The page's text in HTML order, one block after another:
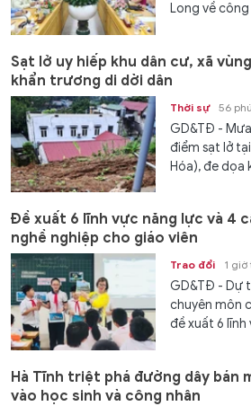
Long về
Sạt lở uy hiếp khu dân cư, xã
khẩn trương di dời dân
Thời sự 56
GD&TĐ -
điểm sạt lở
Hóa), đe dọa
Đề xuất 6 lĩnh vực năng lực và 4
nghề nghiệp cho giáo viên
Trao đổi 1
GD&TĐ - Dự
chuyên môn
đề xuất 6 lĩnh
Hà Tĩnh triệt phá đường dây bán
vào học sinh và công nhân